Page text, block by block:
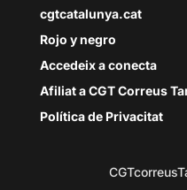
cgtcatalunya.cat
Rojo y negro
Accedeix a conecta
Afiliat a CGT Correus
Política de Privacitat